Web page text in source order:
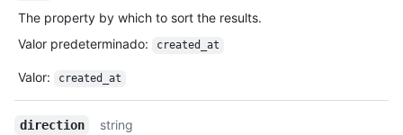
The property by which to sort the results.
Valor predeterminado: created_at
Valor: created_at
direction
string